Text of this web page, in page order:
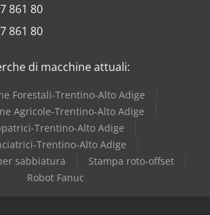
861 80
861 80
di macchine attuali:
Forestali-Trentino-Alto Adige
Agricole-Trentino-Alto Adige
Trentino-Alto Adige
Trentino-Alto Adige
sabbiatura
Stampa roto-offset
Robot Fanuc